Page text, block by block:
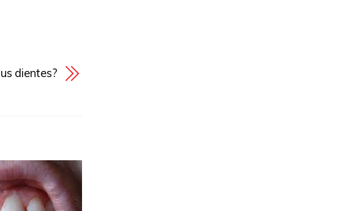
dientes?